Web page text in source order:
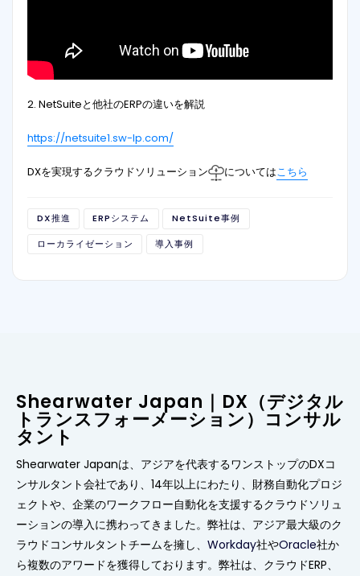
2. NetSuiteと他社のERPの違いを解説
https://netsuite1.sw-lp.com/
DXを実現するクラウドソリューション についてはこちら
DX推進 ERPシステム
NetSuite事例
ローカライゼーション
導入事例
Shearwater Japan｜DX（デジタル
トランスフォーメーション）コンサル
タント
Shearwater Japanは、アジアを代表するワンストップのDXコ
ンサルタント会社であり、14年以上にわたり、財務自動化プロジ
ェクトや、企業のワークフロー自動化を支援するクラウドソリュ
ーションの導入に携わってきました。弊社は、アジア最大級のク
ラウドコンサルタントチームを擁し、 Workday社やOracle社か
ら複数のアワードを獲得しております。弊社は、クラウドERP、